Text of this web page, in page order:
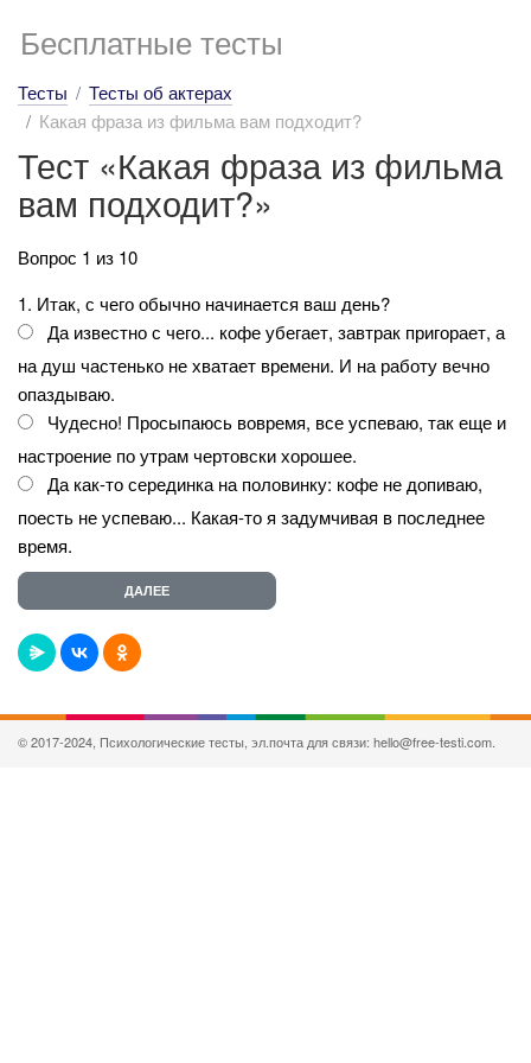
Бесплатные тесты
Тесты
Тесты об актерах
Какая фраза из фильма вам подходит?
Тест «Какая фраза из фильма
вам подходит?»
Вопрос 1 из 10
1. Итак, с чего обычно начинается ваш день?
Да известно с чего... кофе убегает, завтрак пригорает, а
на душ частенько не хватает времени. И на работу вечно
опаздываю.
Чудесно! Просыпаюсь вовремя, все успеваю, так еще и
настроение по утрам чертовски хорошее.
Да как-то серединка на половинку: кофе не допиваю,
поесть не успеваю... Какая-то я задумчивая в последнее
время.
© 2017-2024, Психологические тесты, эл.почта для связи: hello@free-testi.com.